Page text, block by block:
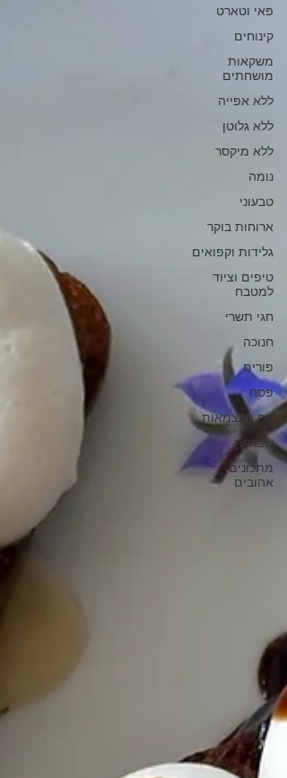
פאי וטארט
קינוחים
משקאות
מושחתים
ללא אפייה
ללא גלוטן
ללא מיקסר
נומה
טבעוני
ארוחות בוקר
גלידות וקפואים
טיפים וציוד
למטבח
חגי תשרי
חנוכה
פורים
פסח
יום העצמאות
שבועות
מתכונים
אהובים